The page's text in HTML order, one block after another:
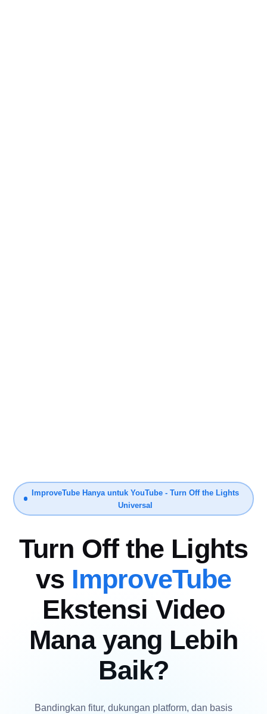
ImproveTube Hanya untuk YouTube - Turn Off the Lights
Universal
Turn Off the Lights
vs ImproveTube
Ekstensi Video
Mana yang Lebih
Baik?
Bandingkan fitur, dukungan platform, dan basis